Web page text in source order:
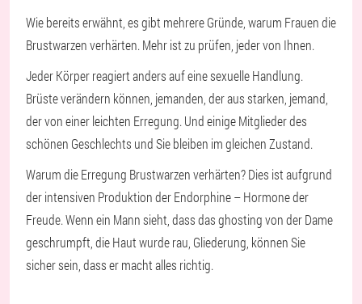
Wie bereits erwähnt, es gibt mehrere Gründe, warum Frauen die
Brustwarzen verhärten. Mehr ist zu prüfen, jeder von Ihnen.
Jeder Körper reagiert anders auf eine sexuelle Handlung.
Brüste verändern können, jemanden, der aus starken, jemand,
der von einer leichten Erregung. Und einige Mitglieder des
schönen Geschlechts und Sie bleiben im gleichen Zustand.
Warum die Erregung Brustwarzen verhärten? Dies ist aufgrund
der intensiven Produktion der Endorphine – Hormone der
Freude. Wenn ein Mann sieht, dass das ghosting von der Dame
geschrumpft, die Haut wurde rau, Gliederung, können Sie
sicher sein, dass er macht alles richtig.